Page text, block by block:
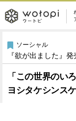
wotopi
-
ウ
メ
ー
恋愛・結婚
美容・コスメ
健康
ソーシャル
『欲が出ました』
「この世界のい
ヨシタケシンス